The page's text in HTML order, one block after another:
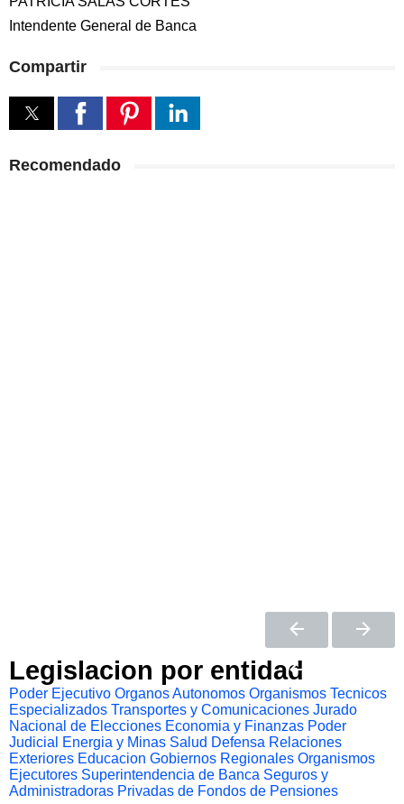
Intendente General de Banca
Compartir
Recomendado
Legislacion por entidad
Poder Ejecutivo Organos Autonomos Organismos Tecnicos
Especializados Transportes y Comunicaciones Jurado
Nacional de Elecciones Economia y Finanzas Poder
Judicial
Energia y Minas Salud Defensa Relaciones
Exteriores Educacion Gobiernos Regionales Organismos
Ejecutores Superintendencia de Banca Seguros y
Administradoras Privadas de Fondos de Pensiones